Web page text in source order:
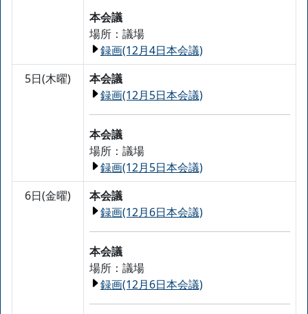
本会議
場所：議場
録画(12月4日本会議)
5日(木曜)
本会議
録画(12月5日本会議)
本会議
場所：議場
録画(12月5日本会議)
6日(金曜)
本会議
録画(12月6日本会議)
本会議
場所：議場
録画(12月6日本会議)